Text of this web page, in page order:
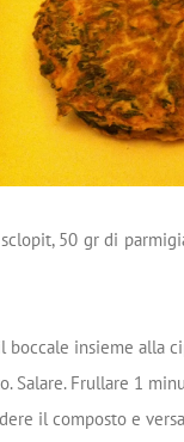
50 gr di
boccale insieme alla
Salare. Frullare 1
il composto e